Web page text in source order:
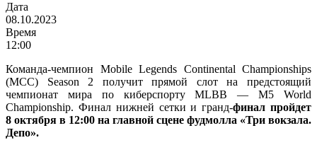
Дата
08.10.2023
Время
12:00
Команда-чемпион Mobile Legends Continental Championships
(MCC) Season 2 получит прямой слот на предстоящий
чемпионат мира по киберспорту MLBB — M5 World
Championship. Финал нижней сетки и гранд-финал пройдет
8 октября в 12:00 на главной сцене фудмолла «Три вокзала.
Депо».